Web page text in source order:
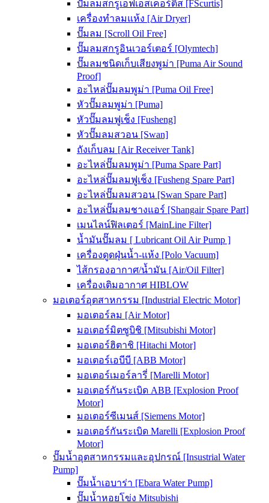
ปั๊มลมสกรูเอฟเอสเคอร์ติส [FScurtis]
เครื่องทำลมแห้ง [Air Dryer]
ปั๊มลม [Scroll Oil Free]
ปั๊มลมสกรูอินเวอร์เตอร์ [Olymtech]
ปั๊มลมชนิดเก็บเสียงพูม่า [Puma Air Sound
Proof]
อะไหล่ปั๊มลมพูม่า [Puma Oil Free]
หัวปั๊มลมพูม่า [Puma]
หัวปั๊มลมฟูเช็ง [Fusheng]
หัวปั๊มลมสวอน [Swan]
ถังเก็บลม [Air Receiver Tank]
อะไหล่ปั๊มลมพูม่า [Puma Spare Part]
อะไหล่ปั๊มลมฟูเช็ง [Fusheng Spare Part]
อะไหล่ปั๊มลมสวอน [Swan Spare Part]
อะไหล่ปั๊มลมชางแอร์ [Shangair Spare Part]
เมนไลน์ฟิลเตอร์ [MainLine Filter]
น้ำมันปั๊มลม [ Lubricant Oil Air Pump ]
เครื่องดูดฝุ่นน้ำ-แห้ง [Polo Vacuum]
ไส้กรองอากาศ/น้ำมัน [Air/Oil Filter]
เครื่องเติมอากาศ HIBLOW
มอเตอร์อุตสาหกรรม [Industrial Electric Motor]
มอเตอร์ลม [Air Motor]
มอเตอร์มิตซูบิชิ [Mitsubishi Motor]
มอเตอร์ฮิตาชิ [Hitachi Motor]
มอเตอร์เอบีบี [ABB Motor]
มอเตอร์เมอร์ลารี่ [Marelli Motor]
มอเตอร์กันระเบิด ABB [Explosion Proof
Motor]
มอเตอร์ซีเมนส์ [Siemens Motor]
มอเตอร์กันระเบิด Marelli [Explosion Proof
Motor]
ปั๊มน้ำอุตสาหกรรมและอุปกรณ์ [Insustrial Water
Pump]
ปั๊มน้ำเอบาร่า [Ebara Water Pump]
ปั๊มน้ำหอยโข่ง Mitsubishi